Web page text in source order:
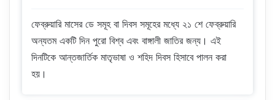
ফেব্রুয়ারি মাসের ডে সমূহ বা দিবস সমূহের মধ্যে ২১ শে ফেব্রুয়ারি
অন্যতম একটি দিন পুরো বিশ্ব এবং বাঙ্গালী জাতির জন্য। এই
দিনটিকে আন্তজার্তিক মাতৃভাষা ও শহিদ দিবস হিসাবে পালন করা
হয়।